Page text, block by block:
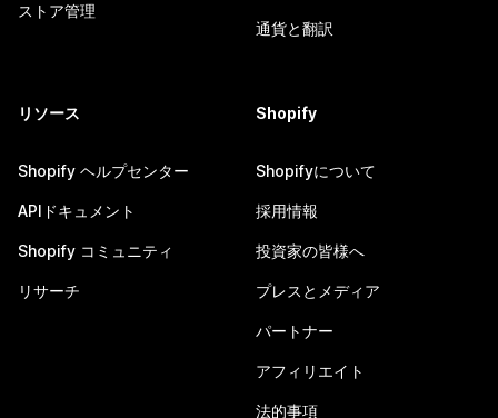
ストア管理
通貨と翻訳
リソース
Shopify ヘルプセンター
APIドキュメント
Shopify コミュニティ
リサーチ
Shopify
Shopifyについて
採用情報
投資家の皆様へ
プレスとメディア
パートナー
アフィリエイト
法的事項